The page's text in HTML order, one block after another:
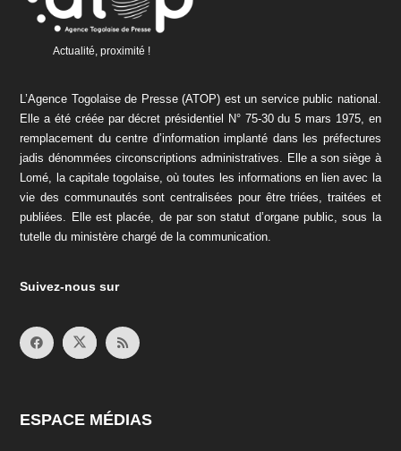
Actualité, proximité !
L’Agence Togolaise de Presse (ATOP) est un service public national.
Elle a été créée par décret présidentiel N° 75-30 du 5 mars 1975, en
remplacement du centre d’information implanté dans les préfectures
jadis dénommées circonscriptions administratives. Elle a son siège à
Lomé, la capitale togolaise, où toutes les informations en lien avec la
vie des communautés sont centralisées pour être triées, traitées et
publiées. Elle est placée, de par son statut d’organe public, sous la
tutelle du ministère chargé de la communication.
Suivez-nous sur
ESPACE MÉDIAS